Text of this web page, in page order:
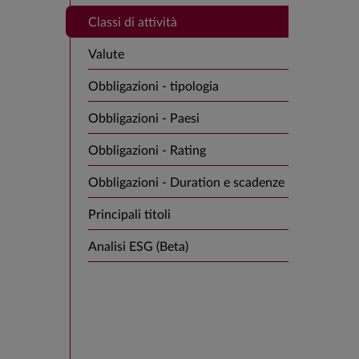
Classi di attività
Valute
Obbligazioni - tipologia
Obbligazioni - Paesi
Obbligazioni - Rating
Obbligazioni - Duration e scadenze
Principali titoli
Analisi ESG (Beta)